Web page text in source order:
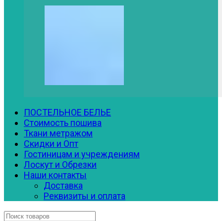
ПОСТЕЛЬНОЕ БЕЛЬЕ
Стоимость пошива
Ткани метражом
Скидки и Опт
Гостиницам и учреждениям
Лоскут и Обрезки
Наши контакты
Доставка
Реквизиты и оплата
Искать: